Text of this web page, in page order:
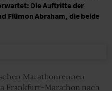
Die Auftritte der
Filimon Abraham, die beide
Marathonrennen
Frankfurt-Marathon nach